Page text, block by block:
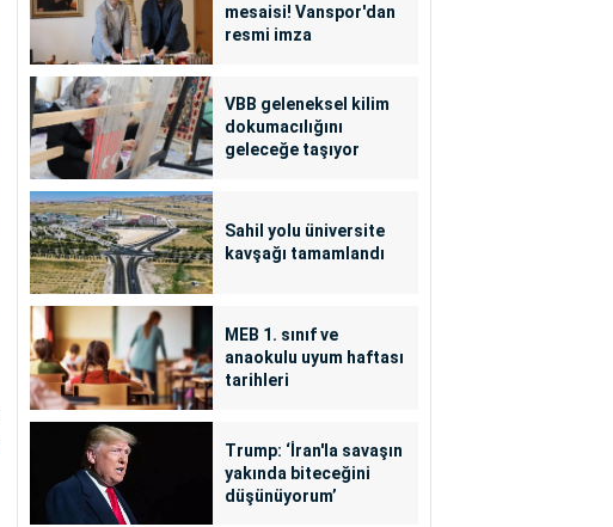
mesaisi! Vanspor'dan
resmi imza
VBB geleneksel kilim
dokumacılığını
geleceğe taşıyor
Sahil yolu üniversite
kavşağı tamamlandı
MEB 1. sınıf ve
anaokulu uyum haftası
tarihleri
Trump: ‘İran'la savaşın
yakında biteceğini
düşünüyorum’